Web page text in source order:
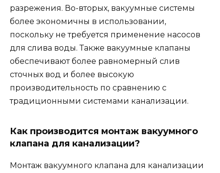
разрежения. Во-вторых, вакуумные системы
более экономичны в использовании,
поскольку не требуется применение насосов
для слива воды. Также вакуумные клапаны
обеспечивают более равномерный слив
сточных вод и более высокую
производительность по сравнению с
традиционными системами канализации.
Как производится монтаж вакуумного
клапана для канализации?
Монтаж вакуумного клапана для канализации